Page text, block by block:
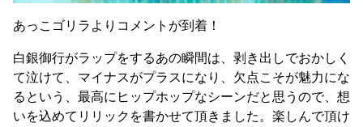
あっこゴリラよりコメントが到着！
白銀御行がラップをするあの瞬間は、剥き出しでおかしく
て泣けて、マイナスがプラスになり、欠点こそが魅力にな
るという、最高にヒップホップなシーンだと思うので、想
いを込めてリリックを書かせて頂きました。楽しんで頂け